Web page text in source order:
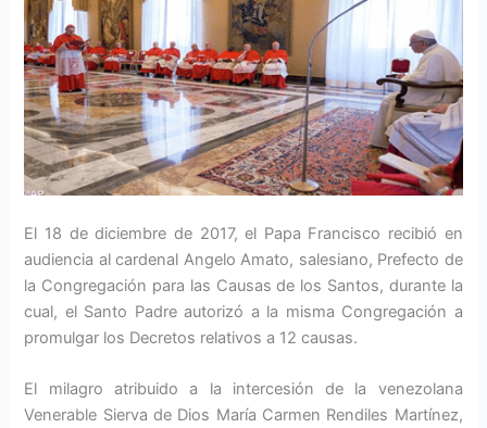
El 18 de diciembre de 2017, el Papa Francisco recibió en
audiencia al cardenal Angelo Amato, salesiano, Prefecto de
la Congregación para las Causas de los Santos, durante la
cual, el Santo Padre autorizó a la misma Congregación a
promulgar los Decretos relativos a 12 causas.
El milagro atribuido a la intercesión de la venezolana
Venerable Sierva de Dios María Carmen Rendiles Martínez,